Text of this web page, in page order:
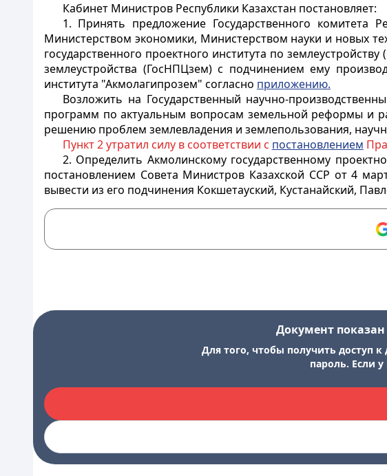
Кабинет Министров Республики Казахстан постановляет:
1. Принять предложение Государственного комитета
Министерством экономики, Министерством науки и новых
государственного проектного института по
землеустройства (ГосНПЦзем) с подчинением ему
института "Акмолагипрозем" согласно приложению.
Возложить на Государственный научно-
программ по актуальным вопросам земельной реформы и
решению проблем землевладения и землепользования,
Пункт 2 утратил силу в соответствии с постановлением
2. Определить Акмолинскому государственному
постановлением Совета Министров Казахской ССР от 4
вывести из его подчинения Кокшетауский, Кустанайский,
Документ
Для того, чтобы получить доступ
пароль. Если у